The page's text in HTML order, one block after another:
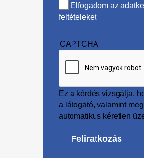
Elfogadom az
feltételeket
CAPTCHA
Ez a kérdés vizsgálja,
a látogató, valamint
automatikus kéretlen